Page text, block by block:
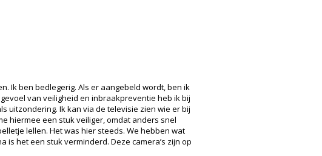
Ik ben bedlegerig. Als er aangebeld wordt, ben ik
van veiligheid en inbraakpreventie heb ik bij
uitzondering. Ik kan via de televisie zien wie er bij
hiermee een stuk veiliger, omdat anders snel
lellen. Het was hier steeds. We hebben wat
het een stuk verminderd. Deze camera’s zijn op